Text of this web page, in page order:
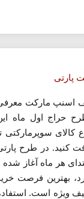
پارتی
اسنپ مارکت
حراج اول ماه
کالای سوپرمارکتی
کنید. در طرح
هر ماه آغاز شده
دارد، بهترین فرصت
ویژه است.